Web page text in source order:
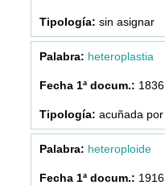
sin asignar
heteroplastia
1836
acuñada por
heteroploide
1916